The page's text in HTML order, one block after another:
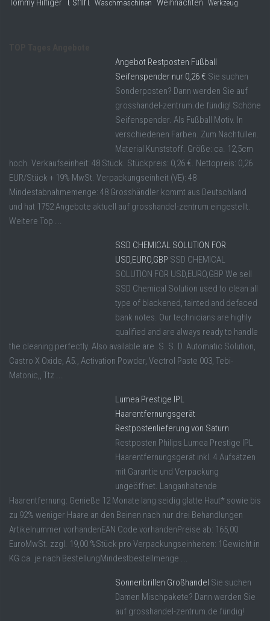
Tommy Hilfiger Waschmaschinen Weihnachten Werkzeug
Angebot Restposten Fußball
Seifenspender nur 0,26 € Sie suchen
Sonderposten? Dann werden Sie auf
grosshandel-zentrum.de fündig! Schöne
Seifenspender. Als Fußball Motiv. In
verschiedenen Farben. Zum Nachfüllen.
Material Kunststoff. Größe: ca. 12,5cm
hoch. Verkaufseinheit: 48 Stück. Stückpreis: 0,26 €. Nettopreis: 0,26
EUR/Stück + 19% MwSt. Verpackungseinheit (VE): 48
Mindestabnahmemenge: 48 Grosshändler kommt aus Deutschland
und hat 1752 Angebote aktuell auf grosshandel-zentrum eingestellt.
Weitere Top ...
SSD CHEMICAL SOLUTION FOR
USD,EURO,GBP SSD CHEMICAL
SOLUTION FOR USD,EURO,GBP We sell
SSD Chemical Solution used to clean all
type of blackened, tainted and defaced
bank notes. Our technicians are highly
qualified and are always ready to handle
the cleaning perfectly. Also available are .S. S. D. Automatic Solution,
Castro X Oxide, A5., Activation Powder, Vectrol Paste 003, Tebi-
Matonic,, Ttz ...
Lumea Prestige IPL
Haarentfernungsgerät
Restpostenlieferung von Saturn
Restposten Philips Lumea Prestige IPL
Haarentfernungsgerät inkl. 4 Aufsätzen
mit Garantie und Verpackung
ungeöffnet. Langanhaltende
Haarentfernung: Genieße 12 Monate lang seidig glatte Haut* sowie bis
zu 92% weniger Haare an den Beinen nach nur drei Behandlungen
Artikelnummer vorhandenEAN Code vorhandenPreise ab: 165,00
EuroMwSt. zzgl. 19,00 %Stück pro Verpackungseinheiten: 1Gewicht in
KG ca. je nach BestellungMindestbestellmenge ...
Sonnenbrillen Großhandel Sie suchen
Damen Mischpakete? Dann werden Sie
auf grosshandel-zentrum.de fündig!